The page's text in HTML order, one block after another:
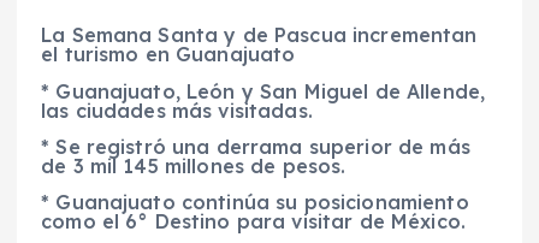
La Semana Santa y de Pascua incrementan
el turismo en Guanajuato
* Guanajuato, León y San Miguel de Allende,
las ciudades más visitadas.
* Se registró una derrama superior de más
de 3 mil 145 millones de pesos.
* Guanajuato continúa su posicionamiento
como el 6° Destino para visitar de México.